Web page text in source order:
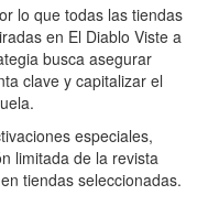
lo que todas las tiendas
en El Diablo Viste a
busca asegurar
clave y capitalizar el
especiales,
limitada de la revista
tiendas seleccionadas.